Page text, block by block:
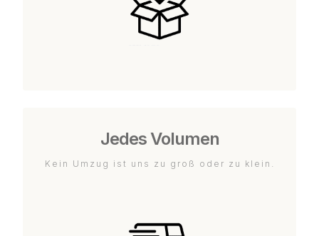
Jedes Volumen
Kein Umzug ist uns zu groß oder zu klein.